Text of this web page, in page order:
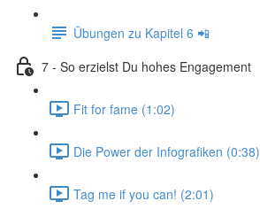
Übungen zu Kapitel 6 📲
7 - So erzielst Du hohes Engagement
Fit for fame (1:02)
Die Power der Infografiken (0:38)
Tag me if you can! (2:01)